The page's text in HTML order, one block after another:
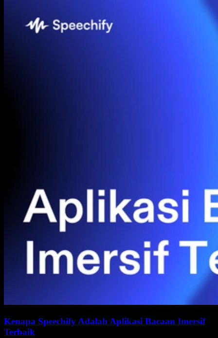
Kenapa Speechify Adalah Aplikasi Bacaan Imersif
Terbaik